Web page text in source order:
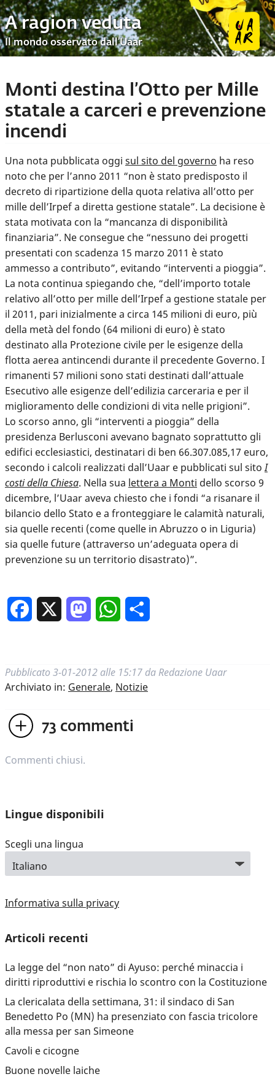
A ragion veduta
Il mondo osservato dall’Uaar
Monti destina l’Otto per Mille
statale a carceri e prevenzione
incendi
Una nota pubblicata oggi sul sito del governo ha reso
noto che per l’anno 2011 “non è stato predisposto il
decreto di ripartizione della quota relativa all’otto per
mille dell’Irpef a diretta gestione statale”. La decisione è
stata motivata con la “mancanza di disponibilità
finanziaria”. Ne consegue che “nessuno dei progetti
presentati con scadenza 15 marzo 2011 è stato
ammesso a contributo”, evitando “interventi a pioggia”.
La nota continua spiegando che, “dell’importo totale
relativo all’otto per mille dell’Irpef a gestione statale per
il 2011, pari inizialmente a circa 145 milioni di euro, più
della metà del fondo (64 milioni di euro) è stato
destinato alla Protezione civile per le esigenze della
flotta aerea antincendi durante il precedente Governo. I
rimanenti 57 milioni sono stati destinati dall’attuale
Esecutivo alle esigenze dell’edilizia carceraria e per il
miglioramento delle condizioni di vita nelle prigioni”.
Lo scorso anno, gli “interventi a pioggia” della
presidenza Berlusconi avevano bagnato soprattutto gli
edifici ecclesiastici, destinatari di ben 66.307.085,17 euro,
secondo i calcoli realizzati dall’Uaar e pubblicati sul sitoI
costi della Chiesa. Nella sua lettera a Monti dello scorso 9
dicembre, l’Uaar aveva chiesto che i fondi “a risanare il
bilancio dello Stato e a fronteggiare le calamità naturali,
sia quelle recenti (come quelle in Abruzzo o in Liguria)
sia quelle future (attraverso un’adeguata opera di
prevenzione su un territorio disastrato)”.
Facebook MastodonWhatsApp
Pubblicato 3-01-2012 alle 15:17 da Redazione Uaar
Archiviato in: Generale, Notizie
73 commenti
Commenti chiusi.
Lingue disponibili
Scegli una lingua
Informativa sulla privacy
Articoli recenti
La legge del “non nato” di Ayuso: perché minaccia i
diritti riproduttivi e rischia lo scontro con la Costituzione
La clericalata della settimana, 31: il sindaco di San
Benedetto Po (MN) ha presenziato con fascia tricolore
alla messa per san Simeone
Cavoli e cicogne
Buone novelle laiche